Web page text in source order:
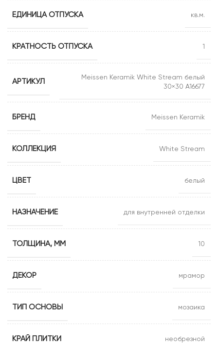
ЕДИНИЦА ОТПУСКА кв.м.
КРАТНОСТЬ ОТПУСКА 1
АРТИКУЛ
Meissen Keramik White Stream белый
30×30 A16677
БРЕНД Meissen Keramik
КОЛЛЕКЦИЯ White Stream
ЦВЕТ белый
НАЗНАЧЕНИЕ для внутренней отделки
ТОЛЩИНА, ММ 10
ДЕКОР мрамор
ТИП ОСНОВЫ мозаика
КРАЙ ПЛИТКИ необрезной